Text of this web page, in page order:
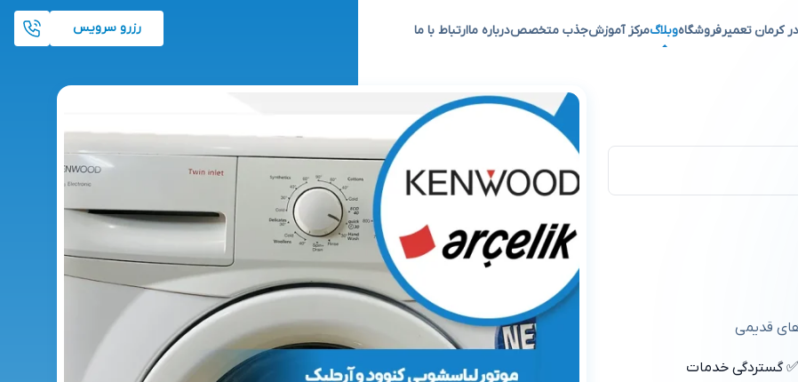
کرمان تعمیرفروشگاهوبلاگمرکز آموزشجذب متخصصدرباره ماارتباط با ما رزرو سرویس
قدیمی
گستردگی خدمات